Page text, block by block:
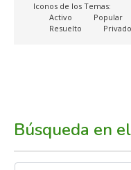
Búsqueda en
Iconos de los Temas:
Activo
Popular
Resuelto
Privado